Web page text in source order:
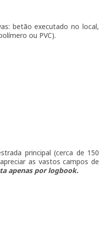
betão executado no local,
ou PVC).
principal (cerca de 150
as vastos campos de
apenas por logbook.